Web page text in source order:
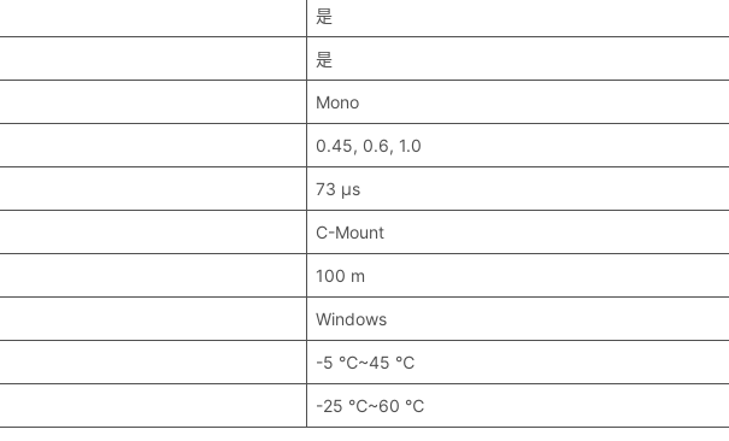
是
是
Mono
0.45, 0.6, 1.0
73 μs
C-Mount
100 m
Windows
-5 ℃~45 ℃
-25 ℃~60 ℃